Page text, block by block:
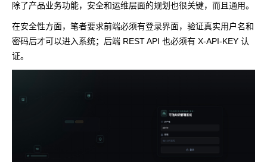
除了产品业务功能，安全和运维层面的规划也很关键，而且通用。
在安全性方面，笔者要求前端必须有登录界面，验证真实用户名和
密码后才可以进入系统；后端 REST API 也必须有 X-API-KEY 认
证。